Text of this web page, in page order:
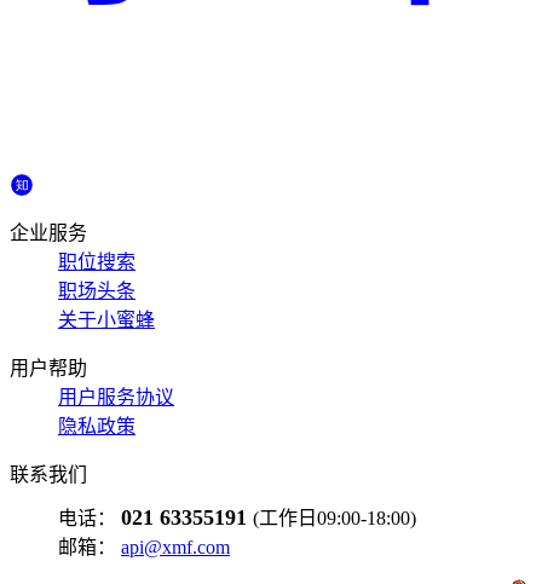
企业服务
职位搜索
职场头条
关于小蜜蜂
用户帮助
用户服务协议
隐私政策
联系我们
电话： 021 63355191 (工作日09:00-18:00)
邮箱： api@xmf.com